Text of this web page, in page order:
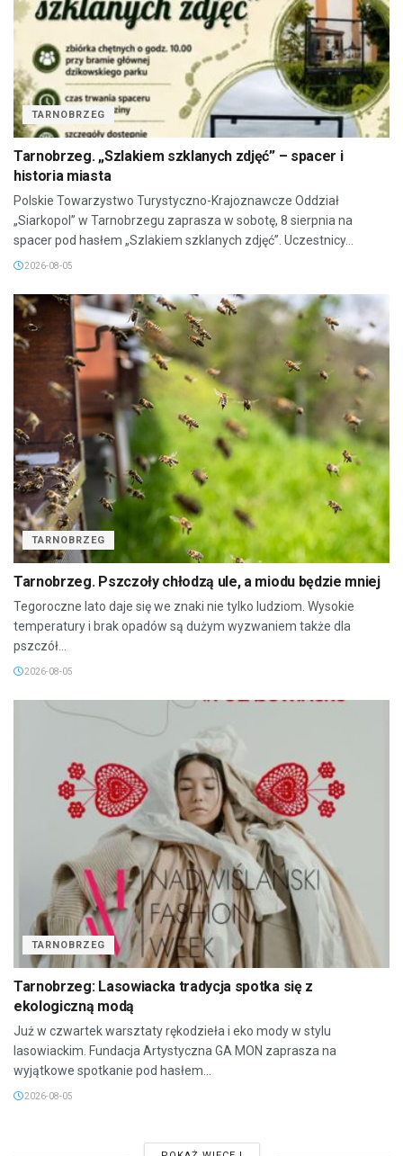
TARNOBRZEG
Tarnobrzeg. „Szlakiem szklanych zdjęć” – spacer i
historia miasta
Polskie Towarzystwo Turystyczno-Krajoznawcze Oddział
„Siarkopol” w Tarnobrzegu zaprasza w sobotę, 8 sierpnia na
spacer pod hasłem „Szlakiem szklanych zdjęć”. Uczestnicy...
2026-08-05
TARNOBRZEG
Tarnobrzeg. Pszczoły chłodzą ule, a miodu będzie mniej
Tegoroczne lato daje się we znaki nie tylko ludziom. Wysokie
temperatury i brak opadów są dużym wyzwaniem także dla
pszczół...
2026-08-05
TARNOBRZEG
Tarnobrzeg: Lasowiacka tradycja spotka się z
ekologiczną modą
Już w czwartek warsztaty rękodzieła i eko mody w stylu
lasowiackim. Fundacja Artystyczna GA MON zaprasza na
wyjątkowe spotkanie pod hasłem...
2026-08-05